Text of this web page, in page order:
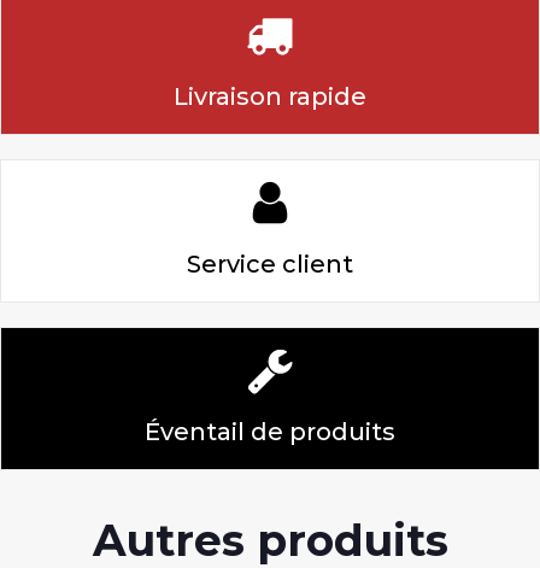
Livraison rapide
Service client
Éventail de produits
Autres produits